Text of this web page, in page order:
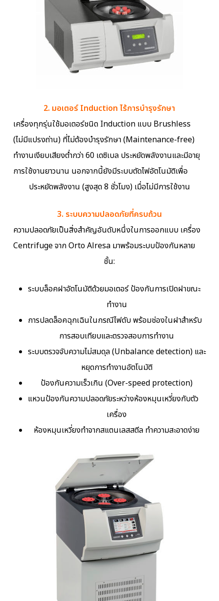
2. มอเตอร์ Induction ไร้การบำรุงรักษา
เครื่องทุกรุ่นใช้มอเตอร์ชนิด Induction แบบ Brushless
(ไม่มีแปรงถ่าน) ที่ไม่ต้องบำรุงรักษา (Maintenance-free)
ทำงานเงียบเสียงต่ำกว่า 60 เดซิเบล ประหยัดพลังงานและมีอายุ
การใช้งานยาวนาน นอกจากนี้ยังมีระบบตัดไฟอัตโนมัติเพื่อ
ประหยัดพลังงาน (สูงสุด 8 ชั่วโมง) เมื่อไม่มีการใช้งาน
3. ระบบความปลอดภัยที่ครบถ้วน
ความปลอดภัยเป็นสิ่งสำคัญอันดับหนึ่งในการออกแบบ เครื่อง
Centrifuge จาก Orto Alresa มาพร้อมระบบป้องกันหลาย
ชั้น:
ระบบล็อคฝาอัตโนมัติด้วยมอเตอร์ ป้องกันการเปิดฝาขณะ
ทำงาน
การปลดล็อคฉุกเฉินในกรณีไฟดับ พร้อมช่องในฝาสำหรับ
การสอบเทียบและตรวจสอบการทำงาน
ระบบตรวจจับความไม่สมดุล (Unbalance detection) และ
หยุดการทำงานอัตโนมัติ
ป้องกันความเร็วเกิน (Over-speed protection)
แหวนป้องกันความปลอดภัยระหว่างห้องหมุนเหวี่ยงกับตัว
เครื่อง
ห้องหมุนเหวี่ยงทำจากสแตนเลสสตีล ทำความสะอาดง่าย